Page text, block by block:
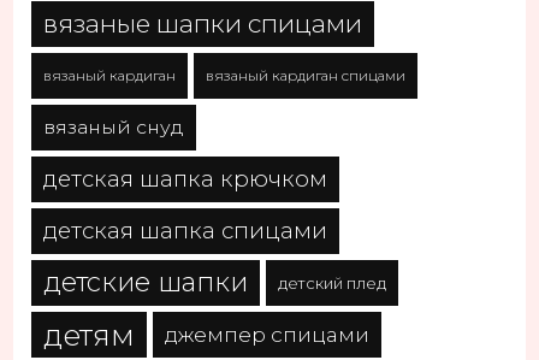
вязаные шапки спицами
вязаный кардиган вязаный кардиган спицами
вязаный снуд
детская шапка крючком
детская шапка спицами
детские шапки детский плед
детям джемпер спицами